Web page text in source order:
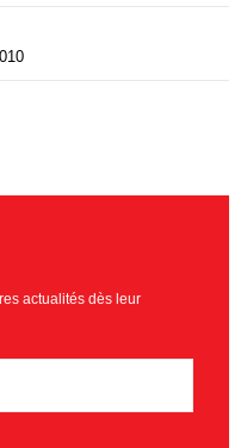
actualités dès leur